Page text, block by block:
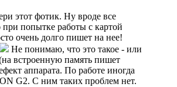
этот фотик. Ну вроде все
попытке работы с картой
очень долго пишет на нее!
Не понимаю, что это такое - или
встроенную память пишет
аппарата. По работе иногда
G2. С ним таких проблем нет.